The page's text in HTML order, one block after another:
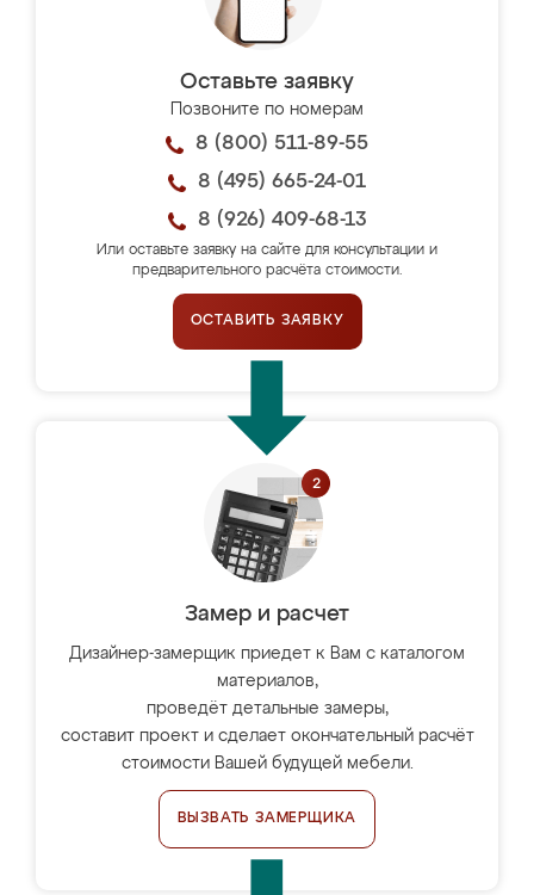
Оставьте заявку
Позвоните по номерам
8 (800) 511-89-55
8 (495) 665-24-01
8 (926) 409-68-13
Или оставьте заявку на сайте для консультации и
предварительного расчёта стоимости.
ОСТАВИТЬ ЗАЯВКУ
Замер и расчет
Дизайнер-замерщик приедет к Вам с каталогом
материалов,
проведёт детальные замеры,
составит проект и сделает окончательный расчёт
стоимости Вашей будущей мебели.
ВЫЗВАТЬ ЗАМЕРЩИКА